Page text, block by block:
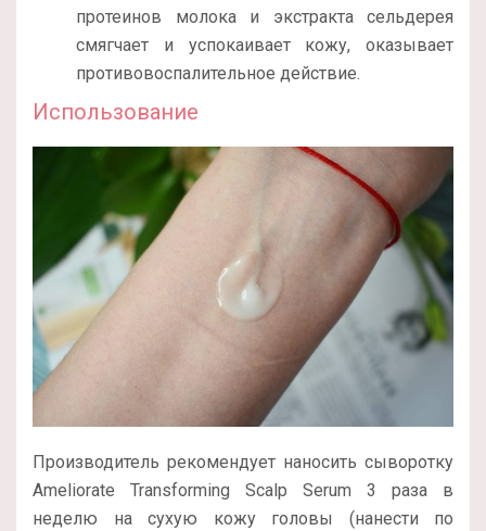
протеинов молока и экстракта сельдерея
смягчает и успокаивает кожу, оказывает
противовоспалительное действие.
Использование
Производитель рекомендует наносить сыворотку
Ameliorate Transforming Scalp Serum 3 раза в
неделю на сухую кожу головы (нанести по